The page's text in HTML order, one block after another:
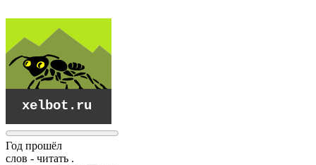
Год прошёл
слов - читать .